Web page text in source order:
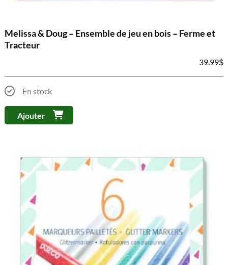
Melissa & Doug – Ensemble de jeu en bois – Ferme et
Tracteur
39.99$
En stock
Ajouter